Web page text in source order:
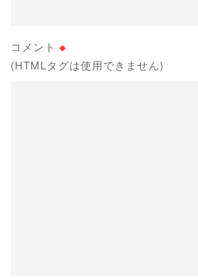
コメント ※
(HTMLタグは使用できません)